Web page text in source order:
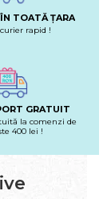
TOATĂ ȚARA
rapid !
GRATUIT
la comenzi de
400 lei !